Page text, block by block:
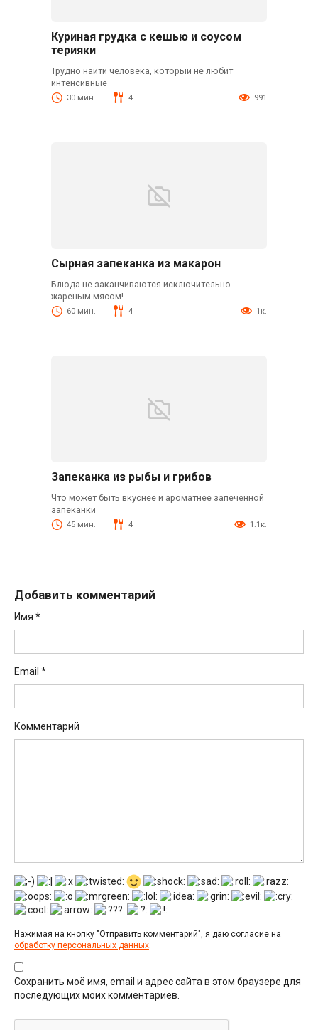
Куриная грудка с кешью и соусом
терияки
Трудно найти человека, который не любит
интенсивные
30 мин. 4 991
Сырная запеканка из макарон
Блюда не заканчиваются исключительно
жареным мясом!
60 мин. 4 1к.
Запеканка из рыбы и грибов
Что может быть вкуснее и ароматнее запеченной
запеканки
45 мин. 4 1.1к.
Добавить комментарий
Имя *
Email *
Комментарий
Нажимая на кнопку "Отправить комментарий", я даю согласие на
обработку персональных данных.
Сохранить моё имя, email и адрес сайта в этом браузере для
последующих моих комментариев.